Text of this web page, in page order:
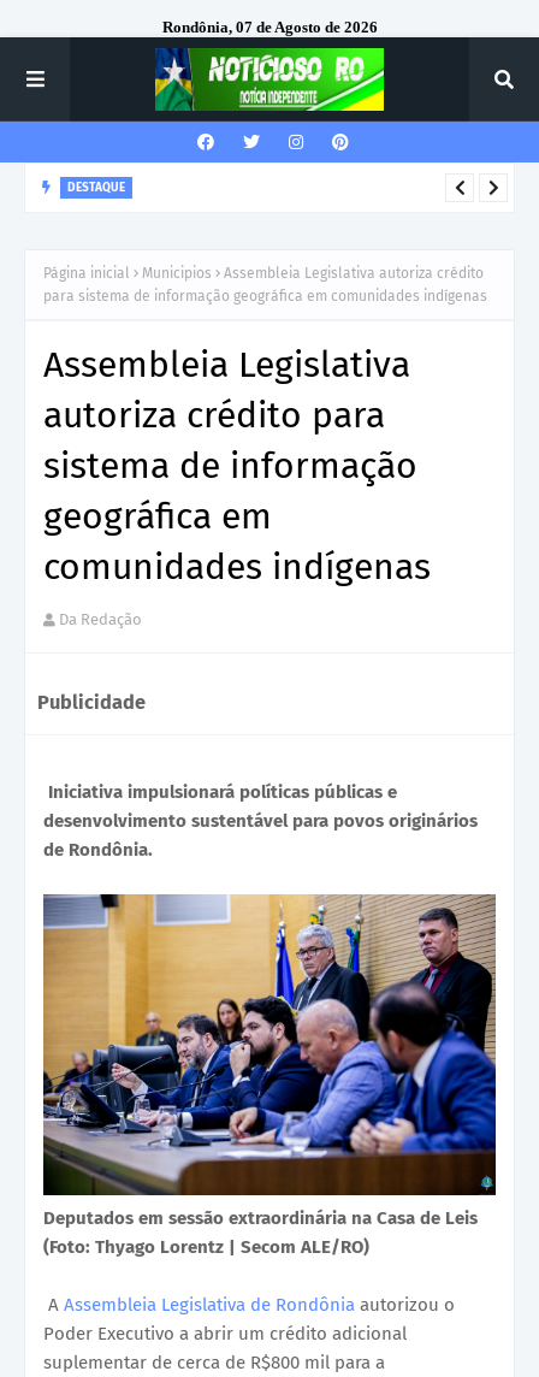
Rondônia, 07 de Agosto de 2026
DESTAQUE
Página inicial Municipios
Assembleia Legislativa autoriza crédito
para sistema de informação geográfica em comunidades indígenas
Assembleia Legislativa
autoriza crédito para
sistema de informação
geográfica em
comunidades indígenas
Da Redação
Publicidade
Iniciativa impulsionará políticas públicas e
desenvolvimento sustentável para povos originários
de Rondônia.
Deputados em sessão extraordinária na Casa de Leis
(Foto: Thyago Lorentz | Secom ALE/RO)
A Assembleia Legislativa de Rondônia autorizou o
Poder Executivo a abrir um crédito adicional
suplementar de cerca de R$800 mil para a